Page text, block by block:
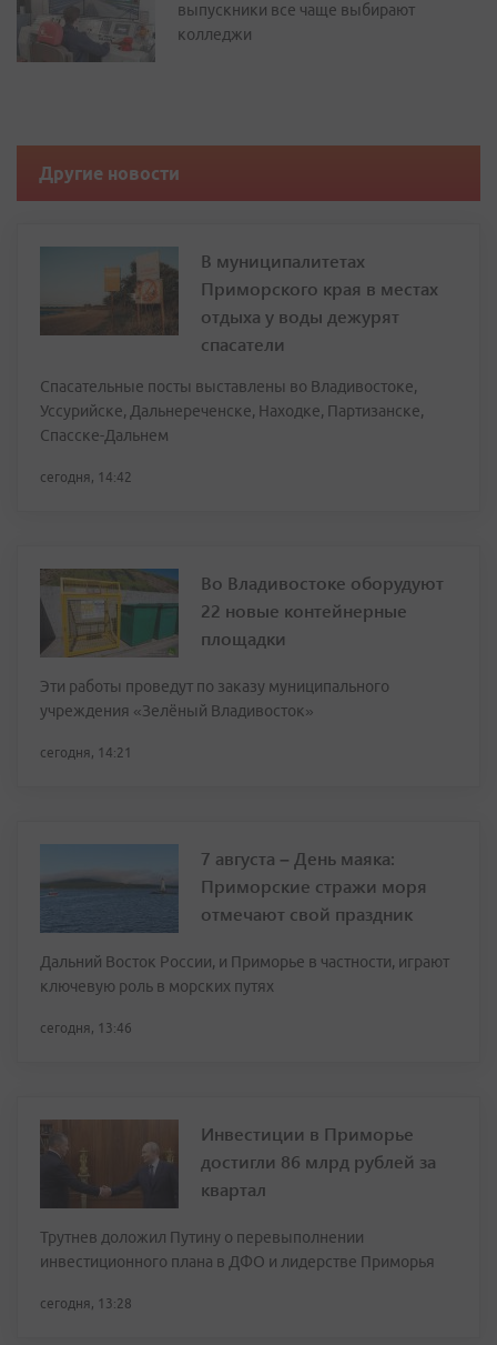
выпускники все чаще выбирают
колледжи
Другие новости
В муниципалитетах
Приморского края в местах
отдыха у воды дежурят
спасатели
Спасательные посты выставлены во Владивостоке,
Уссурийске, Дальнереченске, Находке, Партизанске,
Спасске-Дальнем
сегодня, 14:42
Во Владивостоке оборудуют
22 новые контейнерные
площадки
Эти работы проведут по заказу муниципального
учреждения «Зелёный Владивосток»
сегодня, 14:21
7 августа – День маяка:
Приморские стражи моря
отмечают свой праздник
Дальний Восток России, и Приморье в частности, играют
ключевую роль в морских путях
сегодня, 13:46
Инвестиции в Приморье
достигли 86 млрд рублей за
квартал
Трутнев доложил Путину о перевыполнении
инвестиционного плана в ДФО и лидерстве Приморья
сегодня, 13:28